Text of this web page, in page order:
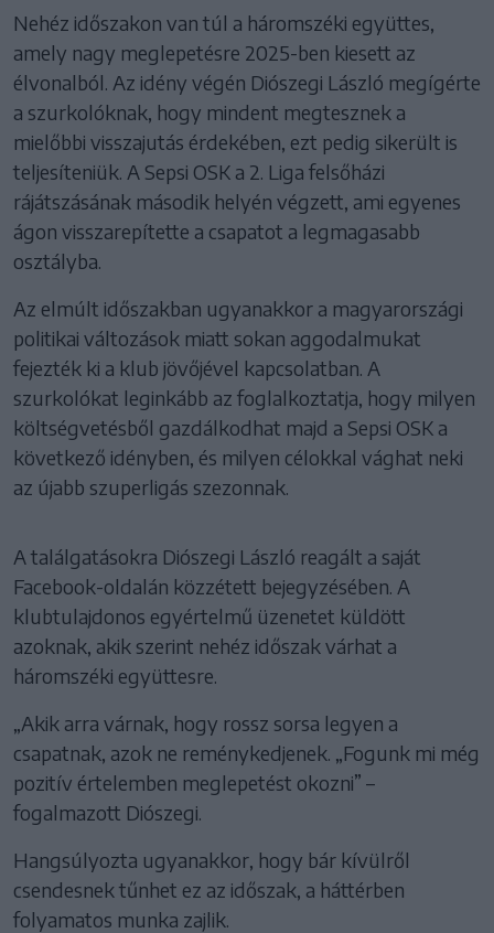
Nehéz időszakon van túl a háromszéki együttes,
amely nagy meglepetésre 2025-ben kiesett az
élvonalból. Az idény végén Diószegi László megígérte
a szurkolóknak, hogy mindent megtesznek a
mielőbbi visszajutás érdekében, ezt pedig sikerült is
teljesíteniük. A Sepsi OSK a 2. Liga felsőházi
rájátszásának második helyén végzett, ami egyenes
ágon visszarepítette a csapatot a legmagasabb
osztályba.
Az elmúlt időszakban ugyanakkor a magyarországi
politikai változások miatt sokan aggodalmukat
fejezték ki a klub jövőjével kapcsolatban. A
szurkolókat leginkább az foglalkoztatja, hogy milyen
költségvetésből gazdálkodhat majd a Sepsi OSK a
következő idényben, és milyen célokkal vághat neki
az újabb szuperligás szezonnak.
A találgatásokra Diószegi László reagált a saját
Facebook-oldalán közzétett bejegyzésében. A
klubtulajdonos egyértelmű üzenetet küldött
azoknak, akik szerint nehéz időszak várhat a
háromszéki együttesre.
„Akik arra várnak, hogy rossz sorsa legyen a
csapatnak, azok ne reménykedjenek. „Fogunk mi még
pozitív értelemben meglepetést okozni” –
fogalmazott Diószegi.
Hangsúlyozta ugyanakkor, hogy bár kívülről
csendesnek tűnhet ez az időszak, a háttérben
folyamatos munka zajlik.